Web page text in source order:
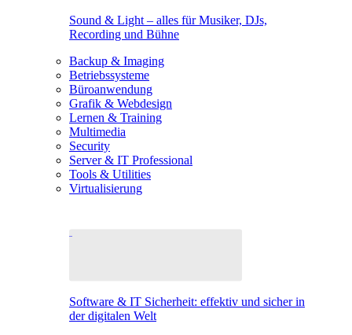
Sound & Light – alles für Musiker, DJs,
Recording und Bühne
Backup & Imaging
Betriebssysteme
Büroanwendung
Grafik & Webdesign
Lernen & Training
Multimedia
Security
Server & IT Professional
Tools & Utilities
Virtualisierung
Software & IT Sicherheit: effektiv und sicher in
der digitalen Welt